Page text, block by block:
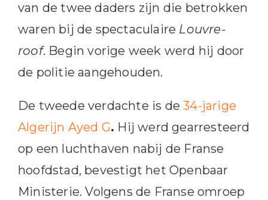
van de twee daders zijn die betrokken
waren bij de spectaculaire Louvre-
roof. Begin vorige week werd hij door
de politie aangehouden.
De tweede verdachte is de34-jarige
Algerijn Ayed G. Hij werd gearresteerd
op een luchthaven nabij de Franse
hoofdstad, bevestigt het Openbaar
Ministerie. Volgens de Franse omroep